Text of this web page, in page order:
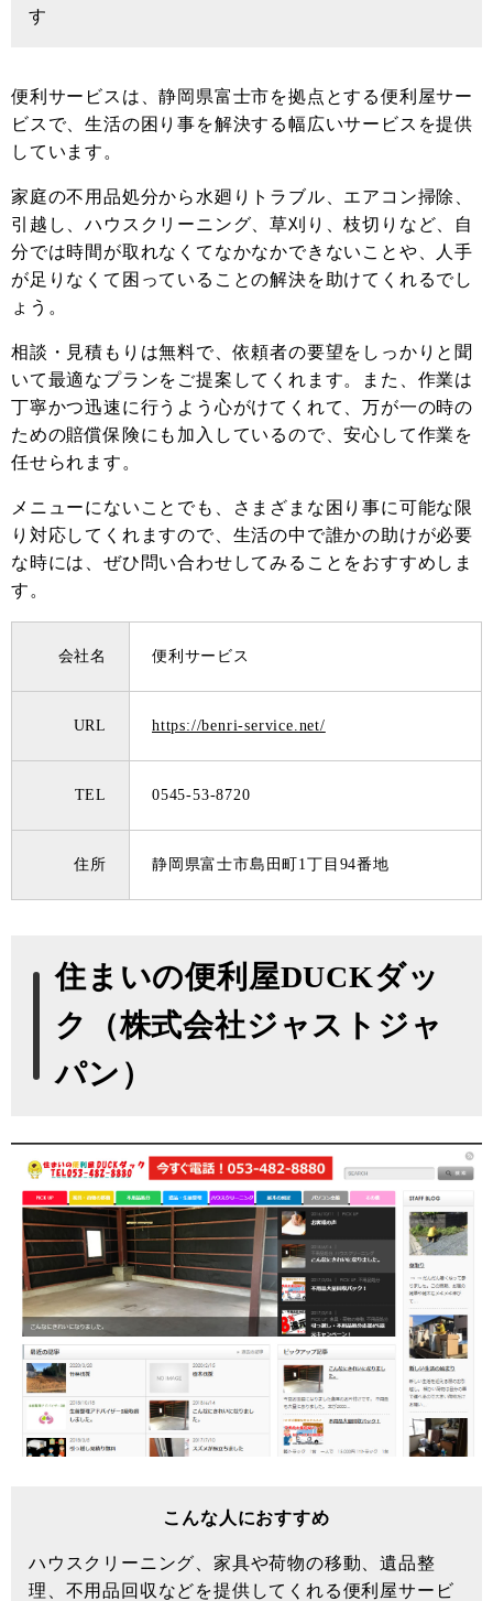
す
便利サービスは、静岡県富士市を拠点とする便利屋サー
ビスで、生活の困り事を解決する幅広いサービスを提供
しています。
家庭の不用品処分から水廻りトラブル、エアコン掃除、
引越し、ハウスクリーニング、草刈り、枝切りなど、自
分では時間が取れなくてなかなかできないことや、人手
が足りなくて困っていることの解決を助けてくれるでし
ょう。
相談・見積もりは無料で、依頼者の要望をしっかりと聞
いて最適なプランをご提案してくれます。また、作業は
丁寧かつ迅速に行うよう心がけてくれて、万が一の時の
ための賠償保険にも加入しているので、安心して作業を
任せられます。
メニューにないことでも、さまざまな困り事に可能な限
り対応してくれますので、生活の中で誰かの助けが必要
な時には、ぜひ問い合わせしてみることをおすすめしま
す。
会社名 便利サービス
URL https://benri-service.net/
TEL 0545-53-8720
住所 静岡県富士市島田町1丁目94番地
住まいの便利屋DUCKダッ
ク（株式会社ジャストジャ
パン）
こんな人におすすめ
ハウスクリーニング、家具や荷物の移動、遺品整
理、不用品回収などを提供してくれる便利屋サービ